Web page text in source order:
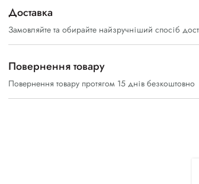
Доставка
Замовляйте та обирайте найзручніший спосіб
Повернення товару
Повернення товару протягом 15 днів безкоштовно